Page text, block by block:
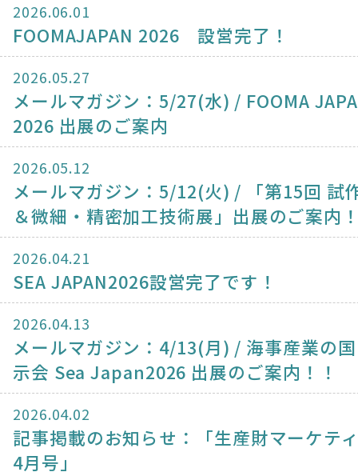
2026.06.01
FOOMAJAPAN 2026 設営完了！
2026.05.27
メールマガジン：5/27(水) / FOOMA
2026 出展のご案内
2026.05.12
メールマガジン：5/12(火) / 「第15回 試
＆微細・精密加工技術展」出展のご案内
2026.04.21
SEA JAPAN2026設営完了です！
2026.04.13
メールマガジン：4/13(月) / 海事産業の
示会 Sea Japan2026 出展のご案内！！
2026.04.02
記事掲載のお知らせ：「生産財マーケテ
4月号」